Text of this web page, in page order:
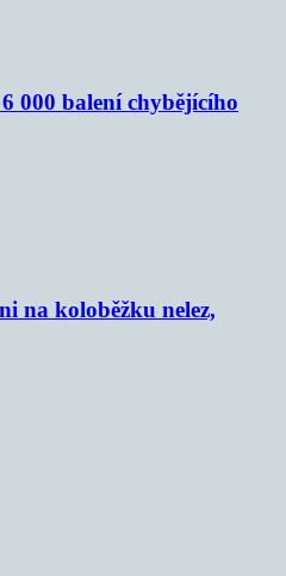
000 balení chybějícího
na koloběžku nelez,